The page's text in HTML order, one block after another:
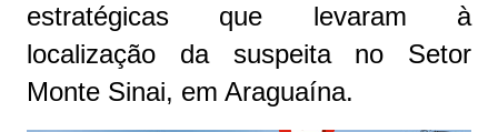
estratégicas que levaram à
localização da suspeita no Setor
Monte Sinai, em Araguaína.